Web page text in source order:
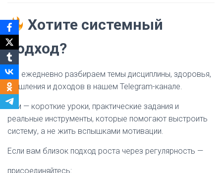
Хотите системный
подход?
Мы ежедневно разбираем темы дисциплины, здоровья,
мышления и доходов в нашем Telegram-канале.
Там — короткие уроки, практические задания и
реальные инструменты, которые помогают выстроить
систему, а не жить вспышками мотивации.
Если вам близок подход роста через регулярность —
присоединяйтесь: